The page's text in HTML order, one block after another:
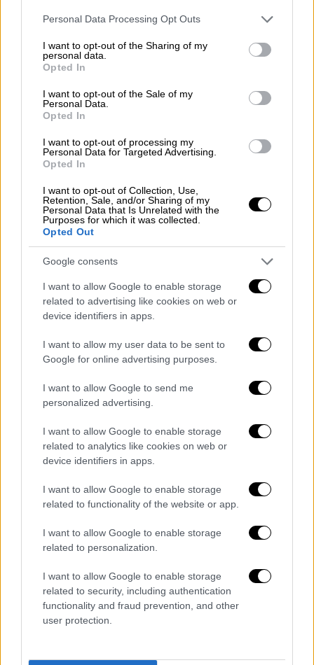
Please note that this website/app uses one or more Google
not limited to your visit or usage behaviour. You may click to
grant or deny consent to Google and its third-party tags to
use your data for below specified purposes in below Google
consent section.
Personal Data Processing Opt Outs
I want to opt-out of the Sharing of my
personal data.
Opted In
I want to opt-out of the Sale of my
Personal Data.
Opted In
I want to opt-out of processing my
Personal Data for Targeted Advertising.
Opted In
I want to opt-out of Collection, Use,
Retention, Sale, and/or Sharing of my
Personal Data that Is Unrelated with the
Purposes for which it was collected.
Opted Out
Google consents
I want to allow Google to enable storage
related to advertising like cookies on web or
device identifiers in apps.
I want to allow my user data to be sent to
Google for online advertising purposes.
I want to allow Google to send me
personalized advertising.
I want to allow Google to enable storage
related to analytics like cookies on web or
device identifiers in apps.
I want to allow Google to enable storage
related to functionality of the website or app.
I want to allow Google to enable storage
related to personalization.
I want to allow Google to enable storage
related to security, including authentication
functionality and fraud prevention, and other
user protection.
Ελλάδα|13.08.2023 23:14
Φύλαγαν βίλα Γερμανού για
«εξτραδάκια» - Χειροπέδες στους τρεις
Τρεις ακόμη άνδρες της ελληνικής
αστυνομίας κατηγορούμενοι για την
υπόθεση
Οικονομία|05.08.2023 20:06
Βίλες και εξοχικές κατοικίες: Οι φυλές
των αγοραστών από το εξωτερικό - Τα
limit up με τιμές πάνω από 10.000 ευρώ
Πόλος έλξης είναι οι Κυκλάδες, με τιμές
τ.μ., αλλά και νησιά κοντά στην Αττική, όπως
Τζιά και Κύθνος